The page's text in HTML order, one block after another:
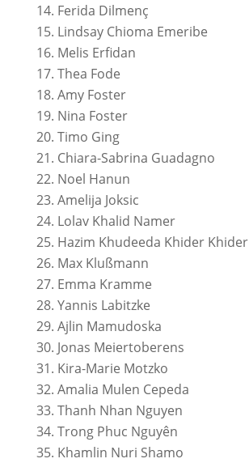
Ferida Dilmenç
Lindsay Chioma Emeribe
Melis Erfidan
Thea Fode
Amy Foster
Nina Foster
Timo Ging
Chiara-Sabrina Guadagno
Noel Hanun
Amelija Joksic
Lolav Khalid Namer
Hazim Khudeeda Khider Khider
Max Klußmann
Emma Kramme
Yannis Labitzke
Ajlin Mamudoska
Jonas Meiertoberens
Kira-Marie Motzko
Amalia Mulen Cepeda
Thanh Nhan Nguyen
Trong Phuc Nguyên
Khamlin Nuri Shamo